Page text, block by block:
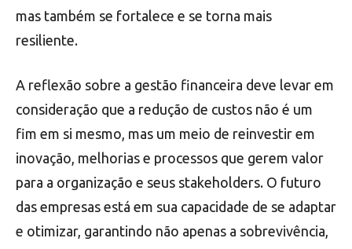
mas também se fortalece e se torna mais
resiliente.
A reflexão sobre a gestão financeira deve levar em
consideração que a redução de custos não é um
fim em si mesmo, mas um meio de reinvestir em
inovação, melhorias e processos que gerem valor
para a organização e seus stakeholders. O futuro
das empresas está em sua capacidade de se adaptar
e otimizar, garantindo não apenas a sobrevivência,